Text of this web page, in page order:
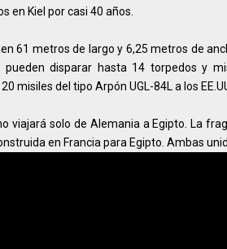
en Kiel por casi 40 años.
61 metros de largo y 6,25 metros de
pueden disparar hasta 14 torpedos y
misiles del tipo Arpón UGL-84L a los
viajará solo de Alemania a Egipto. La
en Francia para Egipto. Ambas